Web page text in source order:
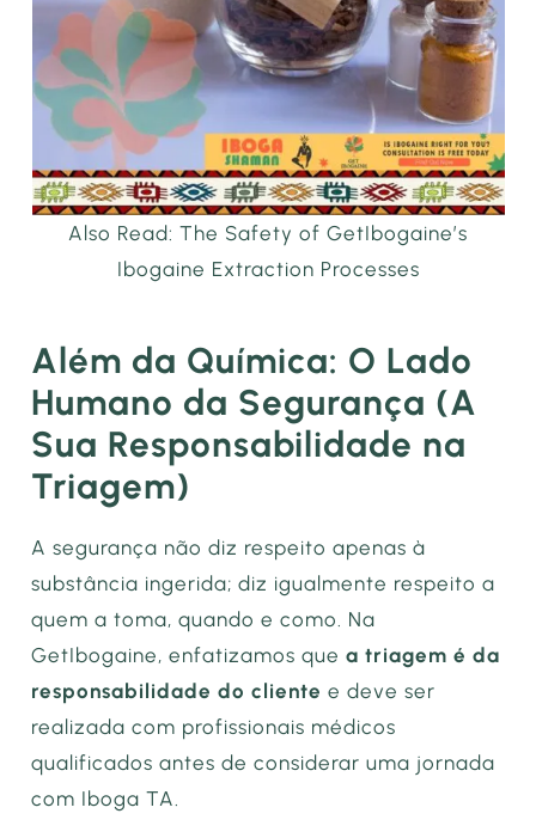
Also Read: The Safety of GetIbogaine’s
Ibogaine Extraction Processes
Além da Química: O Lado
Humano da Segurança (A
Sua Responsabilidade na
Triagem)
A segurança não diz respeito apenas à
substância ingerida; diz igualmente respeito a
quem a toma, quando e como. Na
GetIbogaine, enfatizamos quea triagem é da
responsabilidade do cliente e deve ser
realizada com profissionais médicos
qualificados antes de considerar uma jornada
com Iboga TA.